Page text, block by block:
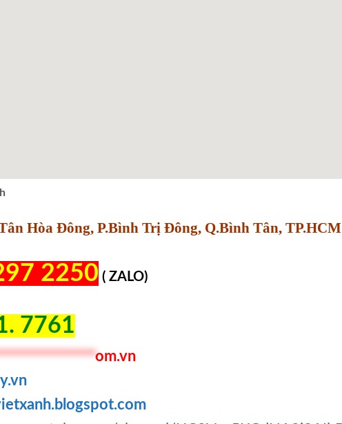
Hòa Đông, P.Bình Trị Đông, Q.Bình Tân, TP.HCM
2250 ( ZALO)
7761
om.vn